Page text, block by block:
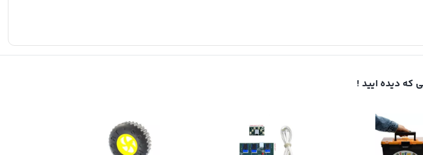
که دیده ایید !